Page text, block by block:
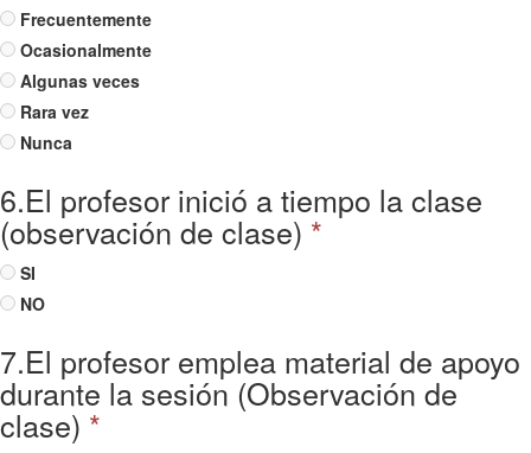
Frecuentemente
Ocasionalmente
Algunas veces
Rara vez
Nunca
6.El profesor inició a tiempo la clase
(observación de clase) *
SI
NO
7.El profesor emplea material de apoyo
durante la sesión (Observación de
clase) *